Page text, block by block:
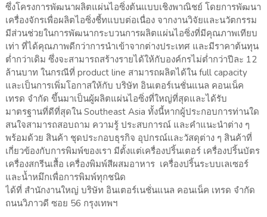
ซึ่งโครงการพัฒนาผลิตแผ่นไอซิ่งต้นแบบเชิงพาณิชย์ โดยการพัฒนา
เครื่องจักรเพื่อผลิตไอซิ่งชี้ทแบบต่อเนื่อง จากงานวิจัยและนวัตกรรม
มีส่วนช่วยในการพัฒนากระบวนการผลิตแผ่นไอซิ่งที่มีคุณภาพเทียบ
เท่า ที่ได้คุณภาพดีกว่าการนำเข้าจากต่างประเทศ และมีราคาต้นทุน
ต่ำกว่าเดิม ซึ่งจะสามารถสร้างรายได้ให้กับองค์กรไม่ต่ำกว่าปีละ 12
ล้านบาท ในกรณีที่ product line สามารถผลิตได้ใน full capacity
และเป็นการเพิ่มโอกาสให้กับ บริษัท อินเตอร์เนชั่นแนล คอนเน็ค
เทรด จำกัด ขึ้นมาเป็นผู้ผลิตแผ่นไอซิ่งที่ใหญ่ที่สุดและได้รับ
มาตรฐานที่ดีที่สุดใน Southeast Asia ทั้งนี้หากผู้ประกอบการท่านใด
สนใจสามารถสอบถาม ความรู้ ประสบการณ์ และคำแนะนำต่าง ๆ
พร้อมด้วย สินค้า ชุดประกอบธุรกิจ อุปกรณ์และวัสดุต่าง ๆ สินค้าที่
เกี่ยวข้องกับการพิมพ์ของเรา มีตั้งแต่เครื่องปริ้นเตอร์ เครื่องปริ้นบัตร
เครื่องสกรีนเสื้อ เครื่องพิมพ์สีผสมอาหาร เครื่องปริ้นระบบเลเซอร์
และน้ำหมึกเพื่อการพิมพ์ทุกชนิด
ได้ที่ สำนักงานใหญ่ บริษัท อินเตอร์เนชั่นแนล คอนเน็ค เทรด จำกัด
ถนนวิภาวดี ซอย 56 กรุงเทพฯ